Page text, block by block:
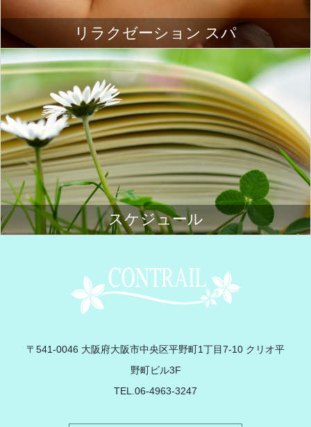
リラクゼーション スパ
スケジュール
〒541-0046 大阪府大阪市中央区平野町1丁目7-10 クリオ平
野町ビル3F
TEL.06-4963-3247